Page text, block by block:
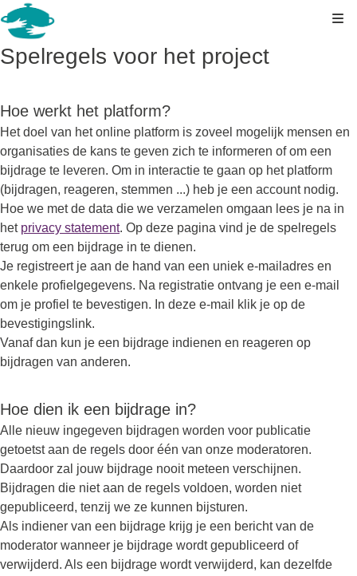
Spelregels voor het project
Hoe werkt het platform?
Het doel van het online platform is zoveel mogelijk mensen en
organisaties de kans te geven zich te informeren of om een
bijdrage te leveren. Om in interactie te gaan op het platform
(bijdragen, reageren, stemmen ...) heb je een account nodig.
Hoe we met de data die we verzamelen omgaan lees je na in
het privacy statement. Op deze pagina vind je de spelregels
terug om een bijdrage in te dienen.
Je registreert je aan de hand van een uniek e-mailadres en
enkele profielgegevens. Na registratie ontvang je een e-mail
om je profiel te bevestigen. In deze e-mail klik je op de
bevestigingslink.
Vanaf dan kun je een bijdrage indienen en reageren op
bijdragen van anderen.
Hoe dien ik een bijdrage in?
Alle nieuw ingegeven bijdragen worden voor publicatie
getoetst aan de regels door één van onze moderatoren.
Daardoor zal jouw bijdrage nooit meteen verschijnen.
Bijdragen die niet aan de regels voldoen, worden niet
gepubliceerd, tenzij we ze kunnen bijsturen.
Als indiener van een bijdrage krijg je een bericht van de
moderator wanneer je bijdrage wordt gepubliceerd of
verwijderd. Als een bijdrage wordt verwijderd, kan dezelfde